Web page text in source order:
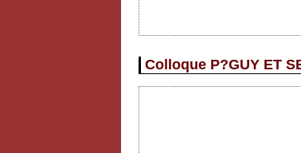
Colloque P?GUY ET